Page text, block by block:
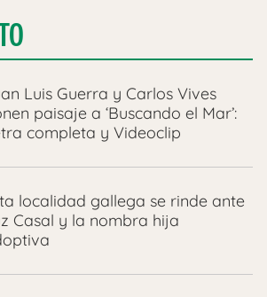
Luis Guerra y Carlos Vives
paisaje a ‘Buscando el Mar’:
completa y Videoclip
localidad gallega se rinde ante
Casal y la nombra hija